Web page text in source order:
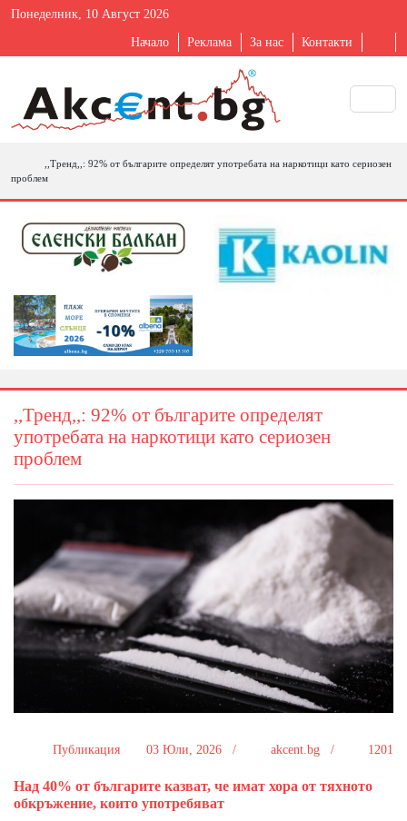
Понеделник, 10 Август 2026
Начало Реклама За нас Контакти
,,Тренд,,: 92% от българите определят употребата на наркотици като сериозен
проблем
,,Тренд,,: 92% от българите определят
употребата на наркотици като сериозен
проблем
Публикация 03 Юли, 2026 / akcent.bg / 1201
Над 40% от българите казват, че имат хора от тяхното
обкръжение, които употребяват